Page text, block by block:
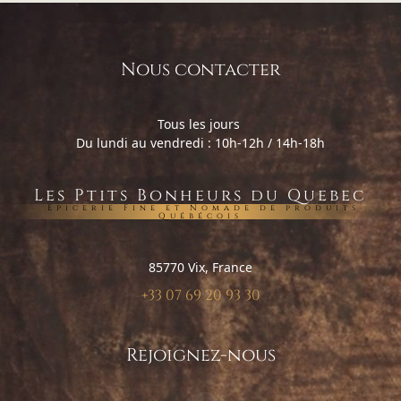
Nous contacter
Tous les jours
Du lundi au vendredi : 10h-12h / 14h-18h
Les Ptits Bonheurs du Quebec
Epicerie Fine et Nomade de produits
Québécois
85770 Vix, France
+33 07 69 20 93 30
Rejoignez-nous